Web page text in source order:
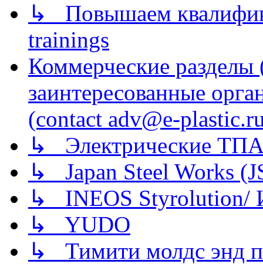
↳ Повышаем
trainings
Коммерческие
заинтересованные
(contact adv@e-
↳ Электрические
↳ Japan Steel Works
↳ INEOS
↳ YUDO
↳ Тимити молдс энд